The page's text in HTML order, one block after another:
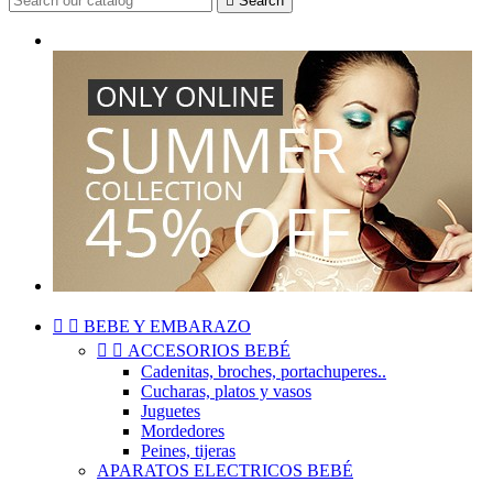
  BEBE Y EMBARAZO
  ACCESORIOS BEBÉ
Cadenitas, broches, portachuperes..
Cucharas, platos y vasos
Juguetes
Mordedores
Peines, tijeras
APARATOS ELECTRICOS BEBÉ